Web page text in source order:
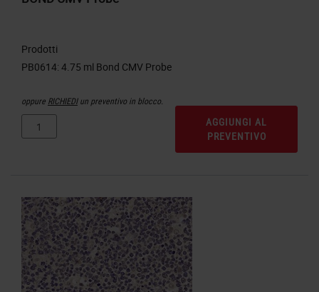
Prodotti
oppure RICHIEDIun preventivo in blocco.
AGGIUNGI AL
PREVENTIVO